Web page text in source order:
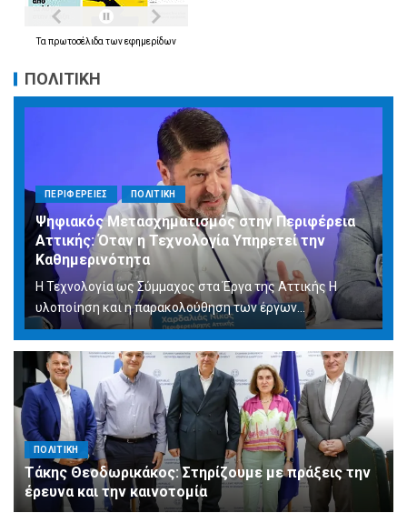
Ταπρωτοσέλιδατωνεφημερίδων
ΠΟΛΙΤΙΚΗ
ΠΕΡΙΦΕΡΕΙΕΣ ΠΟΛΙΤΙΚΗ
Ψηφιακός Μετασχηματισμός στην Περιφέρεια
Αττικής: Όταν η Τεχνολογία Υπηρετεί την
Καθημερινότητα
Η Τεχνολογία ως Σύμμαχος στα Έργα της Αττικής Η
υλοποίηση και η παρακολούθηση των έργων...
ΠΟΛΙΤΙΚΗ
Τάκης Θεοδωρικάκος: Στηρίζουμε με πράξεις την
έρευνα και την καινοτομία